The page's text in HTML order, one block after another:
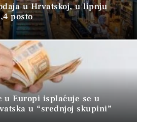
u Hrvatskoj, u lipnju
posto
u Europi isplaćuje se u
u “srednjoj skupini”